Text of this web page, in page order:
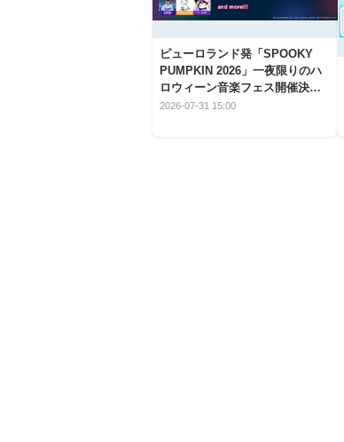
ピューロランド発「SPOOKY
PUMPKIN 2026」一夜限りのハ
ロウィーン音楽フェス開催決
定！
2026-07-31 15:00